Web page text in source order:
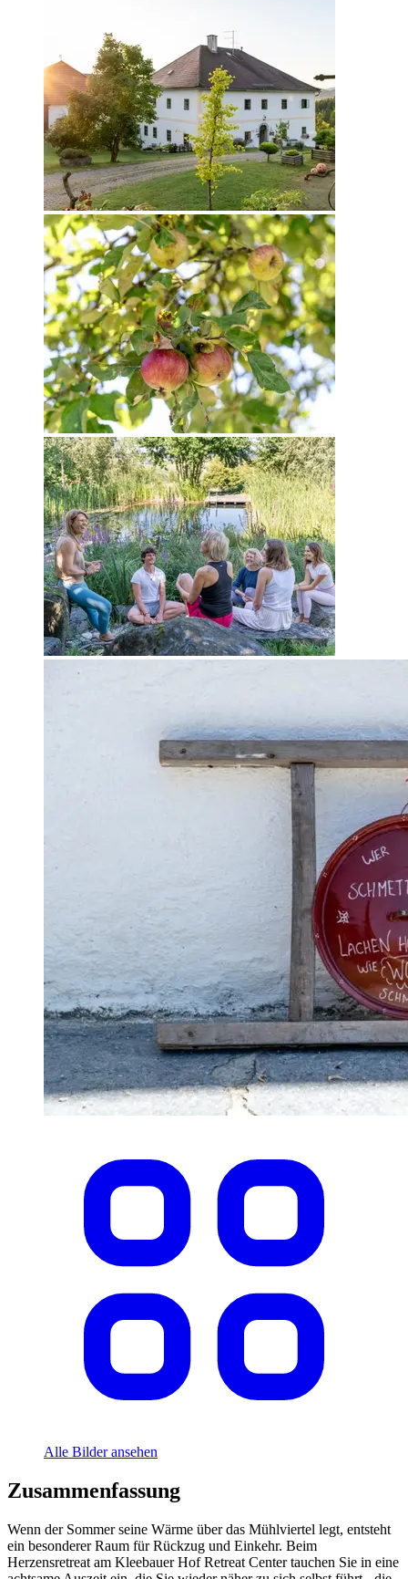
Alle Bilder ansehen
Zusammenfassung
Wenn der Sommer seine Wärme über das Mühlviertel legt, entsteht
ein besonderer Raum für Rückzug und Einkehr. Beim
Herzensretreat am Kleebauer Hof Retreat Center tauchen Sie in eine